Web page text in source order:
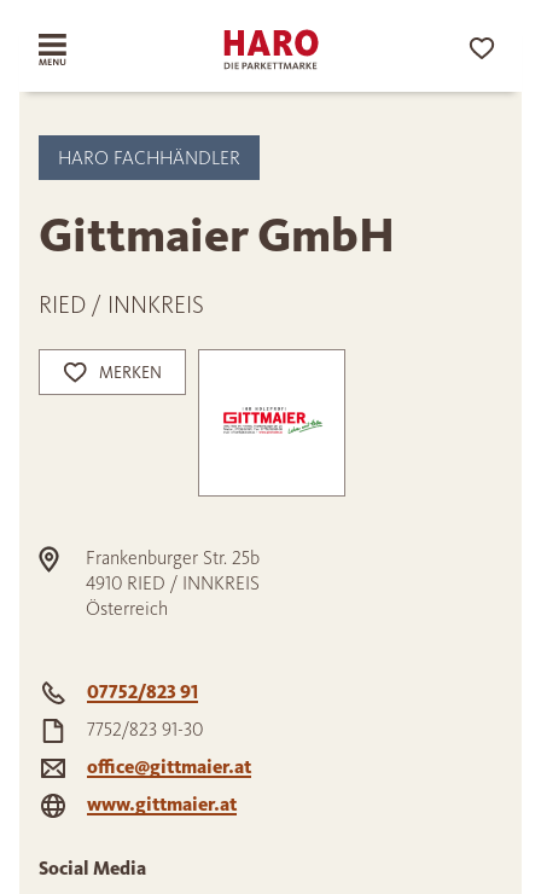
HARO FACHHÄNDLER
Gittmaier GmbH
RIED / INNKREIS
MERKEN
Frankenburger Str. 25b
4910 RIED / INNKREIS
Österreich
07752/823 91
7752/823 91-30
office@gittmaier.at
www.gittmaier.at
Social Media